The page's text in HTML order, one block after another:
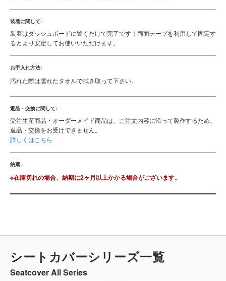
装着に関して:
装着はダッシュボードに置くだけで完了です！両面テープを利用して固定す
るとより安定してお使いいただけます。
お手入れ方法:
汚れた際は濡れたタオルで拭き取って下さい。
返品・交換に関して:
受注生産商品・オーダーメイド商品は、ご注文内容に沿って製作するため、
返品・交換をお受けできません。
詳しくはこちら
納期:
※在庫切れの場合、納期に2ヶ月以上かかる場合がございます。
シートカバーシリーズ一覧
Seatcover All Series